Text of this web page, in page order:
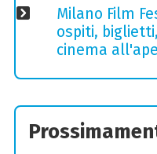
Milano Film
ospiti,
cinema